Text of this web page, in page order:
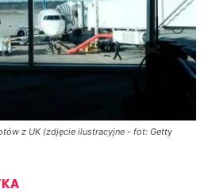
z UK (zdjęcie ilustracyjne - fot: Getty